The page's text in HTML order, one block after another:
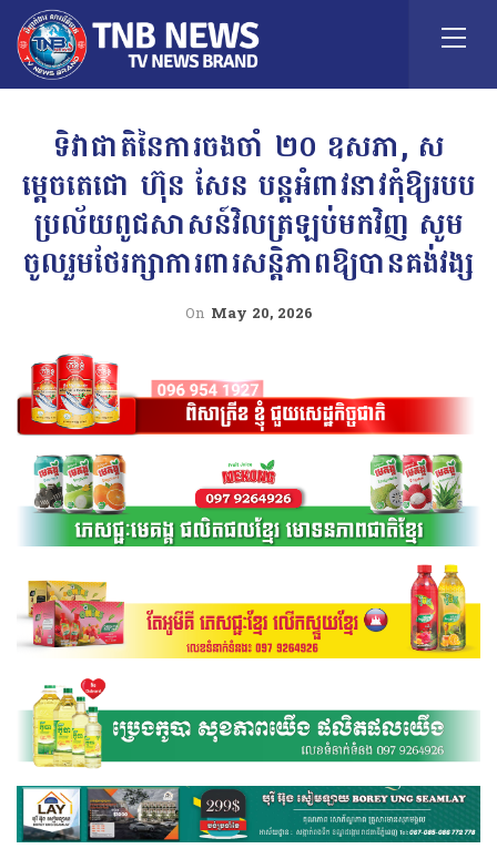
ទិវាជាតិនៃការចងចាំ ២០ ឧសភា, ស
ម្តេចតេជោ ហ៊ុន សែន បន្តអំពាវនាវកុំឱ្យរបប
ប្រល័យពូជសាសន៍វិលត្រឡប់មកវិញ សូម
ចូលរួមថែរក្សាការពារសន្តិភាពឱ្យបានគង់វង្ស
On May 20, 2026